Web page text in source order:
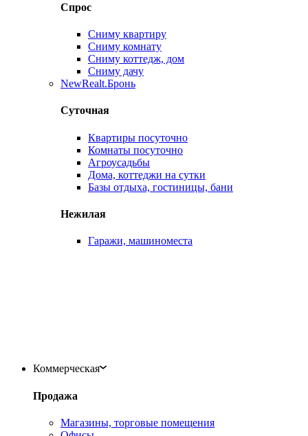
Спрос
Сниму квартиру
Сниму комнату
Сниму коттедж, дом
Сниму дачу
NewRealt.Бронь
Суточная
Квартиры посуточно
Комнаты посуточно
Агроусадьбы
Дома, коттеджи на сутки
Базы отдыха, гостиницы, бани
Нежилая
Гаражи, машиноместа
Коммерческая
Продажа
Магазины, торговые помещения